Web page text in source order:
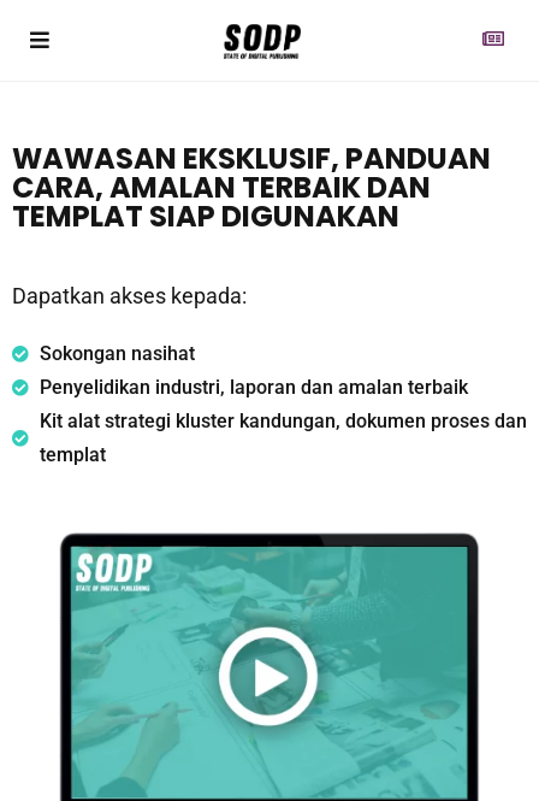
WAWASAN EKSKLUSIF, PANDUAN
CARA, AMALAN TERBAIK DAN
TEMPLAT SIAP DIGUNAKAN
Dapatkan akses kepada:
Sokongan nasihat
Penyelidikan industri, laporan dan amalan terbaik
Kit alat strategi kluster kandungan, dokumen proses dan
templat